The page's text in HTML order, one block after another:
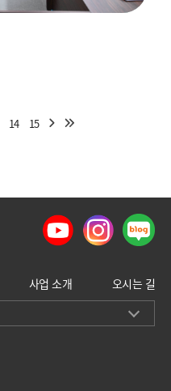
14 15
사업 소개 오시는 길